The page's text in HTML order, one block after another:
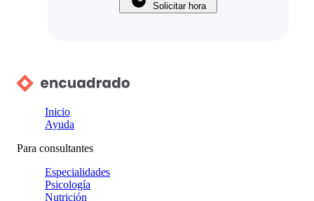
Solicitar hora
Inicio
Ayuda
Para consultantes
Especialidades
Psicología
Nutrición